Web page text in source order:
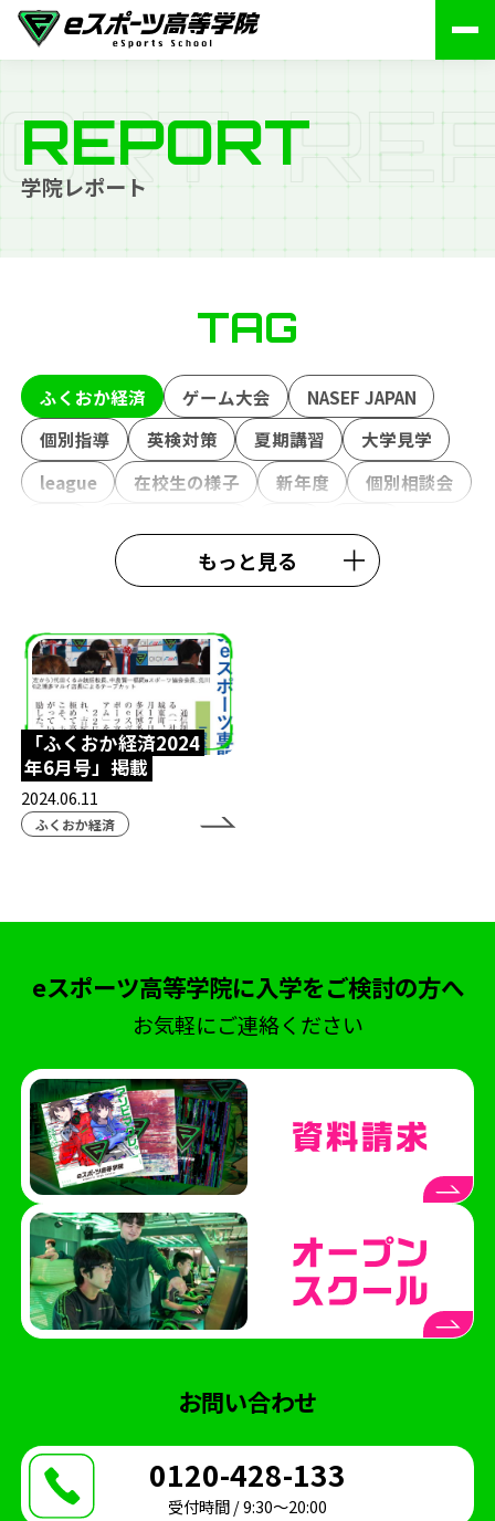
RT RE
REPORT
学院レポート
TAG
ゲーム大会
NASEF JAPAN
個別指導
英検対策 夏期講習
大学見学
league
在校生の様子 新年度
個別相談会
e日本代表
熊本校
大会結果
#esportshighighschool
#TexasChristianUniversity
鹿児島通信制高校
スクールアドバイザー
外部理事
鈴木おさむ
模試
ガリットチュウ福島善成
コミュニケーション
ポケモンユナイト
北熊本駐屯地
陸上自衛隊
NASEF
熊本シティエフエム
ラジオ
世界大会
VARORANT
NTTe-Sports
大会運営
SS熊本 saishunkansol
ウメハラ
ストリートファイター
ふくおか経済
専門高校
修学旅行
課外授業
体験会
eスクールジャーナル
横浜開港祭
パシフィコ横浜
ハーバーラウンジ
開校式
くまモン
ガリットチュウ
スザンヌ
第五人格
REJECT
Arneb
生徒インタビュー
もっと見る
「ふくおか経済2024
年6月号」掲載
2024.06.11
ふくおか経済
eスポーツ高等学院に入学をご検討の方へ
お気軽にご連絡ください
お問い合わせ
0120-428-133
受付時間 / 9:30〜20:00